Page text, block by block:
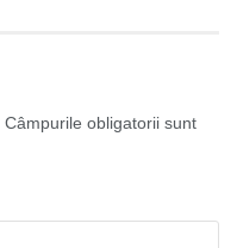
Câmpurile obligatorii sunt